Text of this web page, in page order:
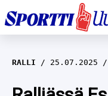
EM-YLEISURHEILU
JÄÄKIEKKO
RALLI 25.07.2025